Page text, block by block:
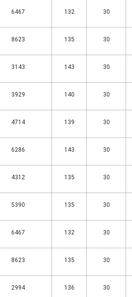
6467 132 30
8623 135 30
3143 143 30
3929 140 30
4714 139 30
6286 143 30
4312 135 30
5390 135 30
6467 132 30
8623 135 30
2994 136 30